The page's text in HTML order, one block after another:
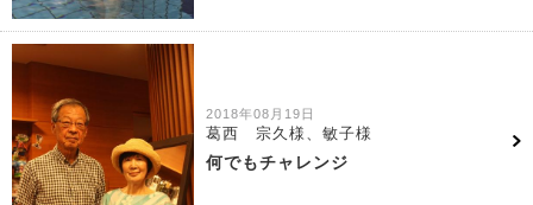
2018年08月19日
葛西 宗久様、敏子様
何でもチャレンジ